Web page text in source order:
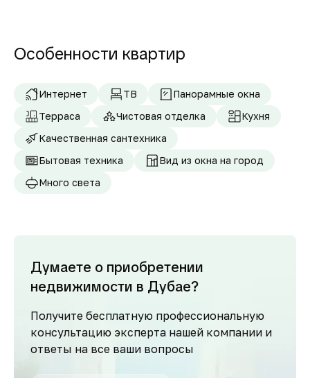
Особенности квартир
Интернет ТВ
Панорамные окна
Терраса
Чистовая отделка
Кухня
Качественная сантехника
Бытовая техника
Вид из окна на город
Много света
Думаете о приобретении
недвижимости в Дубае?
Получите бесплатную профессиональную
консультацию эксперта нашей компании и
ответы на все ваши вопросы